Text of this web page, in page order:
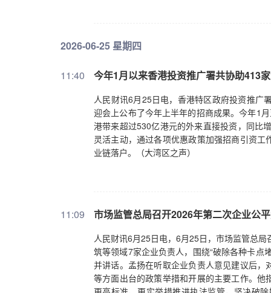
2026-06-25 星期四
11:40 今年1月以来香港投资推广署共协助413
人民财讯6月25日电，香港特区政府投资推广
迎会上公布了今年上半年的招商成果。今年1
港带来超过530亿港元的外来直接投资，同比
灵活主动，通过各项优惠政策加强招商引资
业链落户。（大湾区之声）
11:09 市场监管总局召开2026年第二次企业公
人民财讯6月25日电，6月25日，市场监管总
筑等领域7家企业负责人，围绕“破除各种卡点
并讲话。孟扬在听取企业负责人意见建议后
等方面出台的政策举措和开展的主要工作。